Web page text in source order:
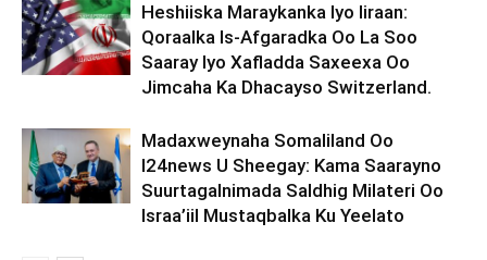
Heshiiska Maraykanka Iyo Iiraan:
Qoraalka Is-Afgaradka Oo La Soo
Saaray Iyo Xafladda Saxeexa Oo
Jimcaha Ka Dhacayso Switzerland.
Madaxweynaha Somaliland Oo
I24news U Sheegay: Kama Saarayno
Suurtagalnimada Saldhig Milateri Oo
Israa’iil Mustaqbalka Ku Yeelato